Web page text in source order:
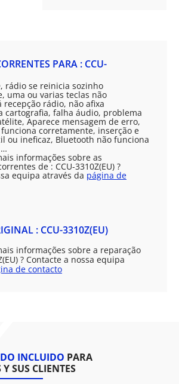
PARA : CCU-
rádio se reinicia sozinho
uma ou varias teclas não
rádio, não afixa
cartografia, falha áudio, problema
Aparece mensagem de erro,
corretamente, inserção e
ou ineficaz, Bluetooth não funciona
informações sobre as
de : CCU-3310Z(EU) ?
equipa através da página de
: CCU-3310Z(EU)
informações sobre a reparação
? Contacte a nossa equipa
de contacto
INCLUIDO PARA
SUS CLIENTES